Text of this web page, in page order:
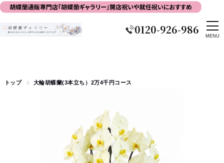
0120-926-986
トップ 大輪胡蝶蘭(3本立ち）2万4千円コース